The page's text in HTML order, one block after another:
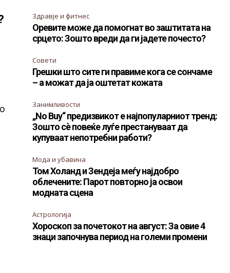
Здравје и фитнес
Оревите може да помогнат во заштитата на
срцето: Зошто вреди да ги јадете почесто?
Совети
Грешки што сите ги правиме кога се сончаме
– а можат да ја оштетат кожата
Занимливости
„No Buy“ предизвикот е најпопуларниот тренд:
Зошто сè повеќе луѓе престануваат да
купуваат непотребни работи?
Мода и убавина
Том Холанд и Зендеја меѓу најдобро
облечените: Парот повторно ја освои
модната сцена
Астрологија
Хороскоп за почетокот на август: За овие 4
знаци започнува период на големи промени